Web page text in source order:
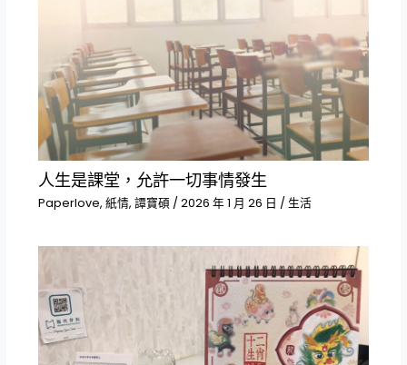
人生是課堂，允許一切事情發生
Paperlove, 紙情, 譚寶碩 / 2026 年 1 月 26 日 / 生活